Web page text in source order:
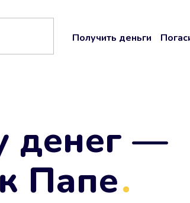
Получить деньги
денег —
Папе
.